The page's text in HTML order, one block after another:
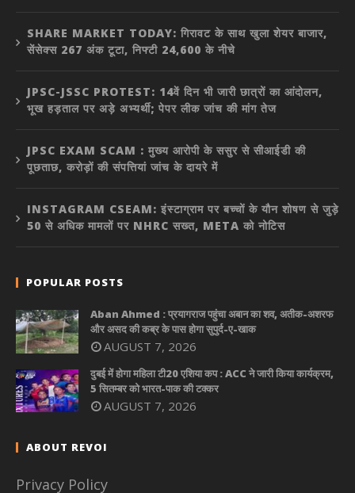
SHARE MARKET TODAY: गिरावट के साथ खुला शेयर बाजार,
सेंसेक्स 267 अंक टूटा, निफ्टी 24,600 के नीचे
JPSC-JSSC PROTEST: 14वें दिन भी जारी छात्रों का आंदोलन,
भूख हड़ताल पर अड़े अभ्यर्थी; पेपर लीक जांच की मांग तेज
JPSC EXAM SCAM : मुख्य आरोपी के ससुर से सीआईडी की
पूछताछ, करोड़ों की संपत्तियां जांच के दायरे में
INSTAGRAM CSEAM: इंस्टाग्राम पर बच्चों के यौन शोषण से जुड़े
50 से अधिक मामलों पर NHRC सख्त, META को नोटिस
POPULAR POSTS
Aban Ahmed : प्रयागराज पहुंचा अबान का शव, अतीक-अशरफ
और असद की कब्र के पास होगा सुपुर्द-ए-खाक
AUGUST 7, 2026
दुबई में होगा महिला टी20 एशिया कप : ACC ने जारी किया कार्यक्रम,
5 सितम्बर को भारत-पाक की टक्कर
AUGUST 7, 2026
ABOUT REVOI
Privacy Policy